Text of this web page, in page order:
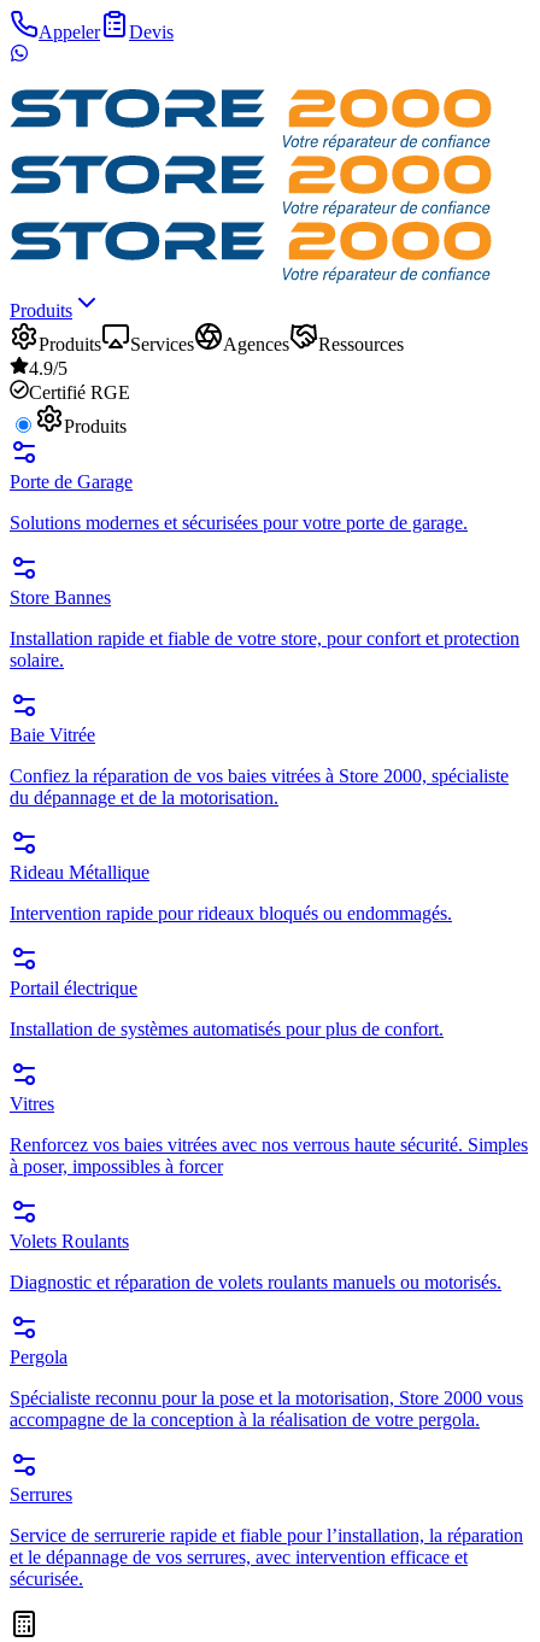
Appeler Devis
Produits
Produits
Services Agences
Ressources
4.9/5
Certifié RGE
Produits
Porte de Garage
Solutions modernes et sécurisées pour votre porte de garage.
Store Bannes
Installation rapide et fiable de votre store, pour confort et protection
solaire.
Baie Vitrée
Confiez la réparation de vos baies vitrées à Store 2000, spécialiste
du dépannage et de la motorisation.
Rideau Métallique
Intervention rapide pour rideaux bloqués ou endommagés.
Portail électrique
Installation de systèmes automatisés pour plus de confort.
Vitres
Renforcez vos baies vitrées avec nos verrous haute sécurité. Simples
à poser, impossibles à forcer
Volets Roulants
Diagnostic et réparation de volets roulants manuels ou motorisés.
Pergola
Spécialiste reconnu pour la pose et la motorisation, Store 2000 vous
accompagne de la conception à la réalisation de votre pergola.
Serrures
Service de serrurerie rapide et fiable pour l’installation, la réparation
et le dépannage de vos serrures, avec intervention efficace et
sécurisée.